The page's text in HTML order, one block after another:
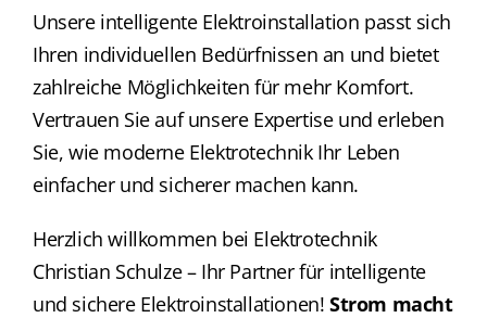
Unsere intelligente Elektroinstallation passt sich
Ihren individuellen Bedürfnissen an und bietet
zahlreiche Möglichkeiten für mehr Komfort.
Vertrauen Sie auf unsere Expertise und erleben
Sie, wie moderne Elektrotechnik Ihr Leben
einfacher und sicherer machen kann.
Herzlich willkommen bei Elektrotechnik
Christian Schulze – Ihr Partner für intelligente
und sichere Elektroinstallationen! Strom macht